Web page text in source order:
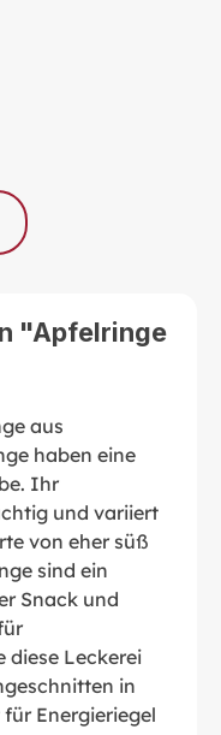
"Apfelringe
aus
haben eine
Ihr
und variiert
von eher süß
sind ein
Snack und
diese Leckerei
in
Energieriegel